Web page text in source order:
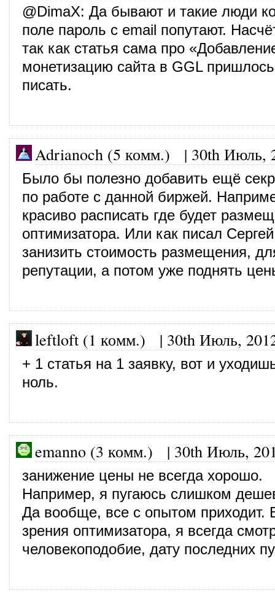
@DimaX: Да бывают и такие люди
поле пароль с email попутают.
так как статья сама про
монетизацию сайта в GGL
писать.
Adrianoch (5 комм.) | 30th Июль,
Было бы полезно добавить ещё
по работе с данной биржей.
красиво расписать где будет
оптимизатора. Или как писал
занизить стоимость размещения,
репутации, а потом уже поднять
leftloft (1 комм.) | 30th Июль,
+ 1 статья на 1 заявку, вот и
ноль.
emanno (3 комм.) | 30th Июль,
занижение цены не всегда хорошо.
Например, я пугаюсь слишком
Да вообще, все с опытом приходит.
зрения оптимизатора, я всегда
человекоподобие, дату последних